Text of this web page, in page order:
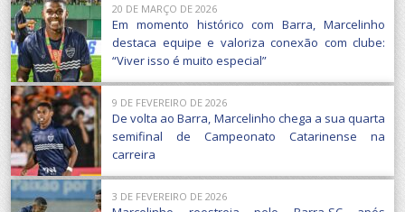
20 DE MARÇO DE 2026
Em momento histórico com Barra, Marcelinho
destaca equipe e valoriza conexão com clube:
“Viver isso é muito especial”
9 DE FEVEREIRO DE 2026
De volta ao Barra, Marcelinho chega a sua quarta
semifinal de Campeonato Catarinense na
carreira
3 DE FEVEREIRO DE 2026